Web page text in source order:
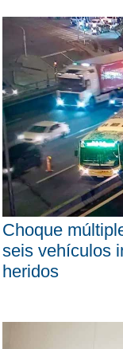
Choque
seis vehículos
heridos